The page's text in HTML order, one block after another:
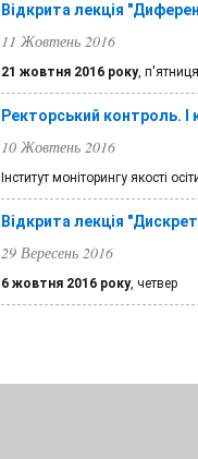
Відкрита лекція
11 Жовтень 2016
21 жовтня 2016 року, п'ятниця
Ректорський контроль. І
10 Жовтень 2016
Інститут моніторингу якості
Відкрита лекція
29 Вересень 2016
6 жовтня 2016 року, четвер